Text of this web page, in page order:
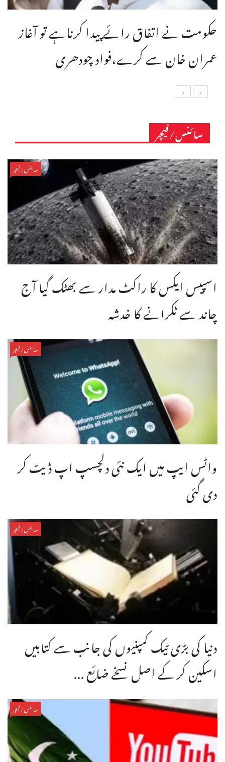
حکومت نے اتفاق رائے پیدا کرناہے تو آغاز
عمران خان سے کرے،فواد چودھری
سائنس/فیچر
سائنس/فیچر
اسپیس ایکس کا راکٹ مدار سے بھٹک گیا آج
چاند سے ٹکرانے کا خدشہ
سائنس/فیچر
واٹس ایپ میں ایک نئی دلچسپ اپ ڈیٹ کر
دی گئی
سائنس/فیچر
دنیا کی بڑی ٹیک کمپنیوں کی جانب سے کتابیں
اسکین کر کے اصل نسخے ضائع ...
سائنس/فیچر